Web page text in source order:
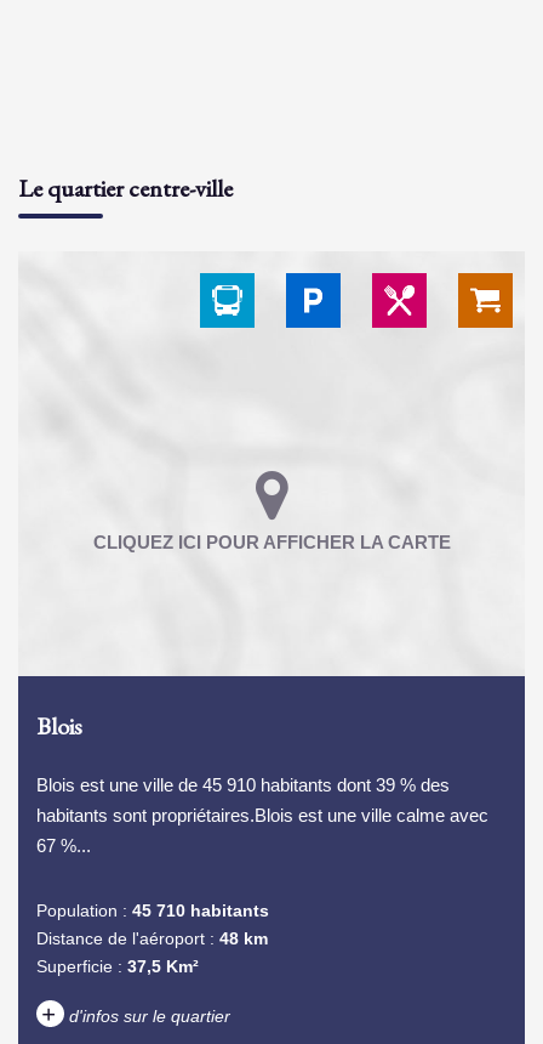
Le quartier centre-ville
Blois
Blois est une ville de 45 910 habitants dont 39 % des
habitants sont propriétaires.Blois est une ville calme avec
67 %...
Population : 45 710 habitants
Distance de l'aéroport : 48 km
Superficie : 37,5 Km²
+ d'infos sur le quartier